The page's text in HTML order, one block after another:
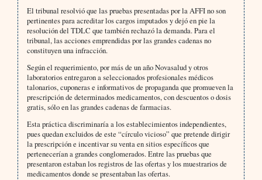
El tribunal resolvió que las pruebas presentadas por la AFFI no son
pertinentes para acreditar los cargos imputados y dejó en pie la
resolución del TDLC que también rechazó la demanda. Para el
tribunal, las acciones emprendidas por las grandes cadenas no
constituyen una infracción.
Según el requerimiento, por más de un año Novasalud y otros
laboratorios entregaron a seleccionados profesionales médicos
talonarios, cuponeras e informativos de propaganda que promueven la
prescripción de determinados medicamentos, con descuentos o dosis
gratis, sólo en las grandes cadenas de farmacias.
Esta práctica discriminaría a los establecimientos independientes,
pues quedan excluidos de este “círculo vicioso” que pretende dirigir
la prescripción e incentivar su venta en sitios específicos que
pertenecerían a grandes conglomerados. Entre las pruebas que
presentaron estaban los registros de las ofertas y los muestrarios de
medicamentos donde se presentaban las ofertas.